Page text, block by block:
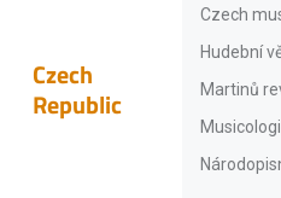
Czech
Republic
Czech
Hudební
Martinů